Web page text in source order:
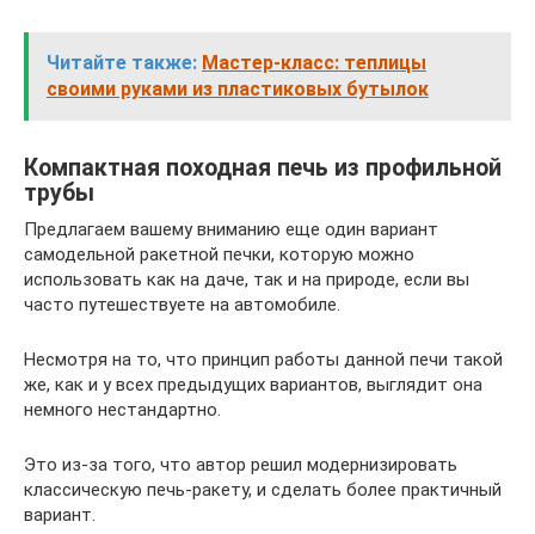
Читайте также: Мастер-класс: теплицы
своими руками из пластиковых бутылок
Компактная походная печь из профильной
трубы
Предлагаем вашему вниманию еще один вариант
самодельной ракетной печки, которую можно
использовать как на даче, так и на природе, если вы
часто путешествуете на автомобиле.
Несмотря на то, что принцип работы данной печи такой
же, как и у всех предыдущих вариантов, выглядит она
немного нестандартно.
Это из-за того, что автор решил модернизировать
классическую печь-ракету, и сделать более практичный
вариант.